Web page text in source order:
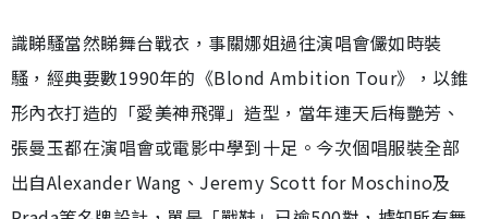
識睇騷當然睇舞台戰衣，事關娜姐過往演唱會儼如時裝
騷，經典要數1990年的《Blond Ambition Tour》，以錐
形內衣打造的「愛美神飛彈」造型，當年連天后梅艷芳、
張曼玉都在演唱會或電影中學到十足。今次個唱服裝全部
出自Alexander Wang、Jeremy Scott for Moschino及